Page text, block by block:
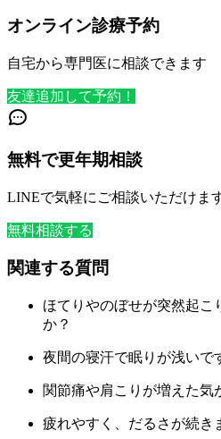
オンライン診療予約
自宅から専門医に相談できます
友達追加して予約！
無料で更年期相談
LINEで気軽にご相談いただけま
無料相談する
関連する質問
ほてりやのぼせが突然起こ
か？
夜間の寝汗で眠りが浅いで
関節痛や肩こりが増えた気
疲れやすく、だるさが続き